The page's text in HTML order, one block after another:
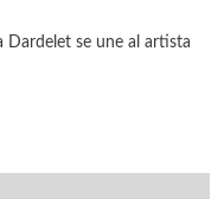
Dardelet se une al artista